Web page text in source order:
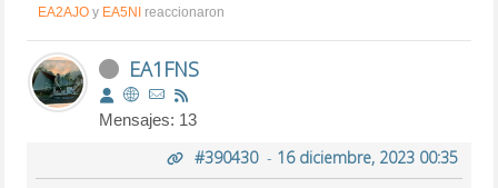
EA2AJO y EA5NI reaccionaron
EA1FNS
Mensajes: 13
#390430- 16 diciembre, 2023 00:35